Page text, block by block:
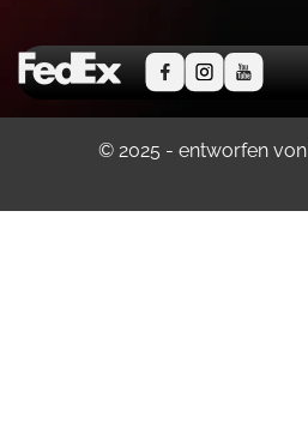
© 2025 - entworfen von